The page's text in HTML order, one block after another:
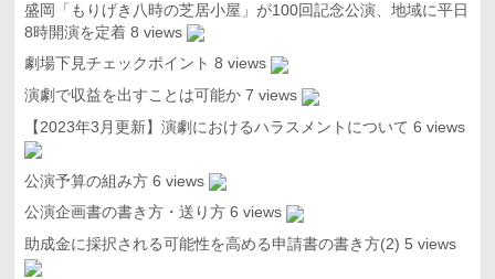
盛岡「もりげき八時の芝居小屋」が100回記念公演、地域に平日
8時開演を定着 8 views
劇場下見チェックポイント 8 views
演劇で収益を出すことは可能か 7 views
【2023年3月更新】演劇におけるハラスメントについて 6 views
公演予算の組み方 6 views
公演企画書の書き方・送り方 6 views
助成金に採択される可能性を高める申請書の書き方(2) 5 views